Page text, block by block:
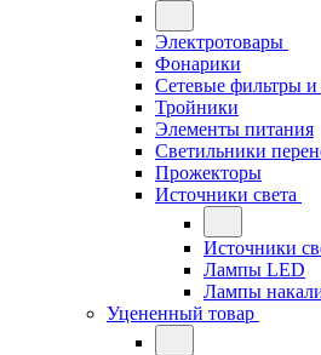
Электротовары
Фонарики
Сетевые фильтры и
Тройники
Элементы питания
Светильники
Прожекторы
Источники света
Источники
Лампы LED
Лампы
Уцененный товар